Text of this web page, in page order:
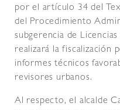
por el artículo 34 del
del Procedimiento
subgerencia de
realizará la fiscalización
informes técnicos
revisores urbanos.
Al respecto, el alcalde